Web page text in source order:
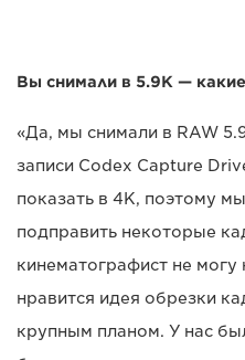
Вы снимали в 5.9K —
«Да, мы снимали в RAW
записи Codex Capture
показать в 4K, поэтому
подправить некоторые
кинематографист не могу
нравится идея обрезки
крупным планом. У нас